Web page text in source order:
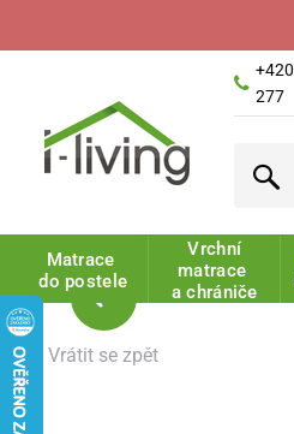
277
Matrace
do postele
Vrchní
matrace
a chrániče
Vrátit se zpět